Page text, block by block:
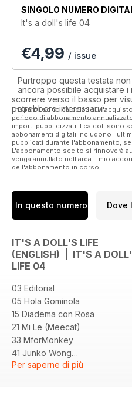
SINGOLO NUMERO
It's a doll's life 04
€4,99 / issue
Purtroppo questa testata
ancora possibile acquistare i
scorrere verso il basso per
potrebbero interessarvi.
I risparmi sono calcolati
periodo di abbonamento
importi pubblicizzati. I calcoli sono
abbonamenti digitali includono
pubblicati durante l'abbonamento,
L'abbonamento scelto si rinnoverà
venga annullato nell'area Il mio
dell'abbonamento in corso.
In questo numero Dove
IT'S A DOLL'S LIFE
(ENGLISH) | IT'S A
LIFE 04
03 Editorial
05 Hola Gominola
15 Diadema con Rosa
21 Mi Le (Meecat)
33 MforMonkey
41 Junko Wong
51 Cosmia
Per saperne di più